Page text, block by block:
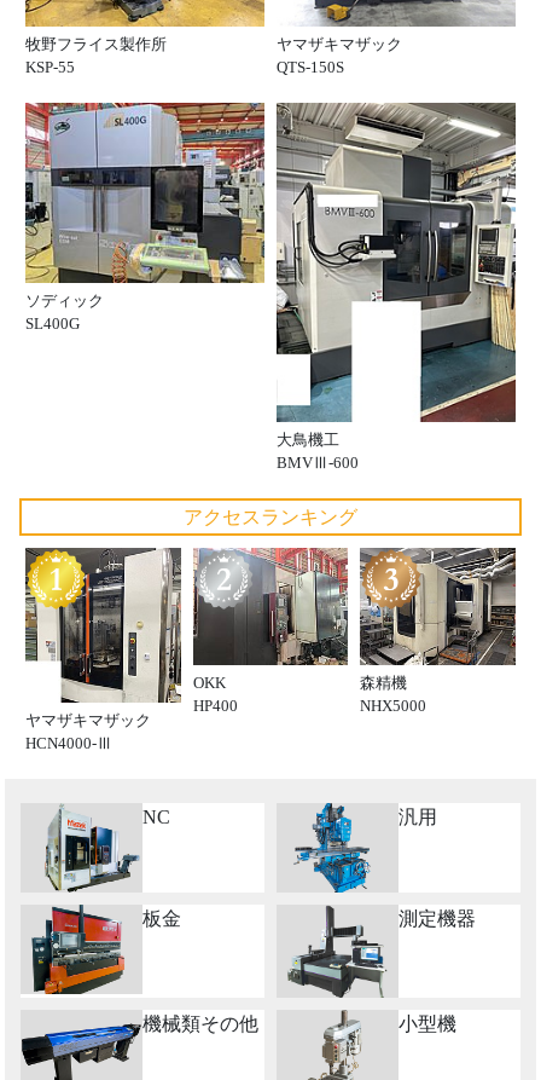
牧野フライス製作所
KSP-55
ヤマザキマザック
QTS-150S
ソディック
SL400G
大鳥機工
BMVⅢ-600
アクセスランキング
ヤマザキマザック
HCN4000-Ⅲ
OKK
HP400
森精機
NHX5000
NC 汎用
板金 測定機器
機械類その他 小型機